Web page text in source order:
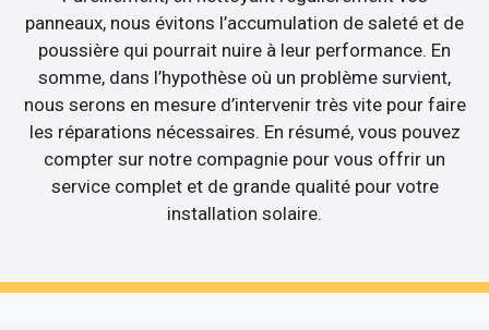
panneaux, nous évitons l’accumulation de saleté et de
poussière qui pourrait nuire à leur performance. En
somme, dans l’hypothèse où un problème survient,
nous serons en mesure d’intervenir très vite pour faire
les réparations nécessaires. En résumé, vous pouvez
compter sur notre compagnie pour vous offrir un
service complet et de grande qualité pour votre
installation solaire.